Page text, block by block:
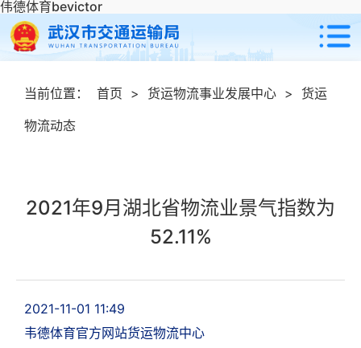
伟德体育bevictor
当前位置： 首页 > 货运物流事业发展中心 > 货运
物流动态
2021年9月湖北省物流业景气指数为
52.11%
2021-11-01 11:49
韦德体育官方网站货运物流中心